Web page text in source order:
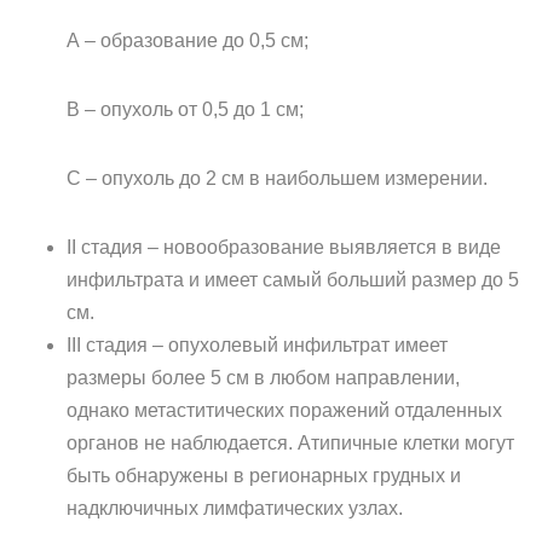
А – образование до 0,5 см;
В – опухоль от 0,5 до 1 см;
С – опухоль до 2 см в наибольшем измерении.
II стадия – новообразование выявляется в виде
инфильтрата и имеет самый больший размер до 5
см.
III стадия – опухолевый инфильтрат имеет
размеры более 5 см в любом направлении,
однако метаститических поражений отдаленных
органов не наблюдается. Атипичные клетки могут
быть обнаружены в регионарных грудных и
надключичных лимфатических узлах.